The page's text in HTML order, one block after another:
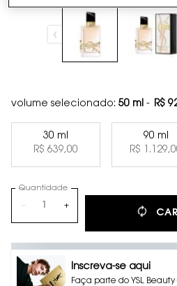
volume selecionado: 50 ml - R$
Selected
30 ml
R$ 639,00
, 1 of 3
90 ml
R$
, 2
−
Quantidade
+
Inscreva-se aqui
Faça parte do YSL